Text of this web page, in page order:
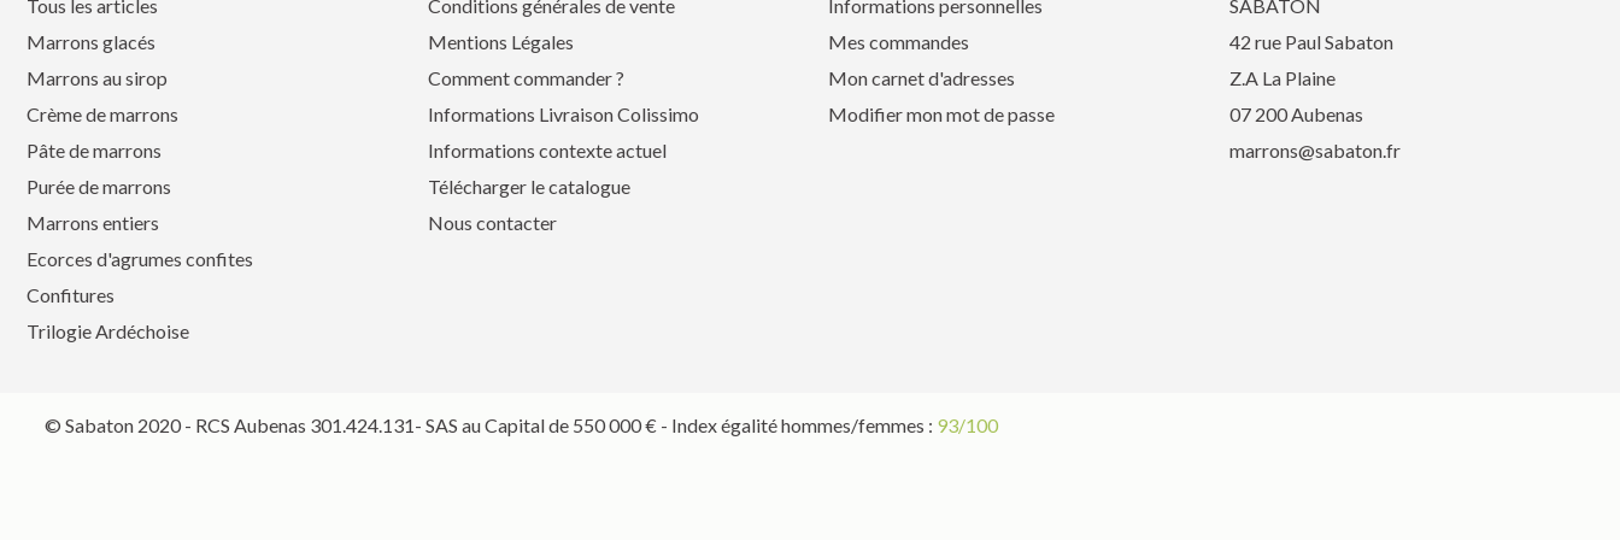
Tous les articles
Marrons glacés
Marrons au sirop
Crème de marrons
Pâte de marrons
Purée de marrons
Marrons entiers
Ecorces d'agrumes confites
Confitures
Trilogie Ardéchoise
Conditions générales de vente
Mentions Légales
Comment commander ?
Informations Livraison Colissimo
Informations contexte actuel
Télécharger le catalogue
Nous contacter
Informations personnelles
Mes commandes
Mon carnet d'adresses
Modifier mon mot de passe
SABATON
42 rue Paul Sabaton
Z.A La Plaine
07 200 Aubenas
marrons@sabaton.fr
© Sabaton 2020 - RCS Aubenas 301.424.131- SAS au Capital de 550 000 € - Index égalité hommes/femmes : 93/100